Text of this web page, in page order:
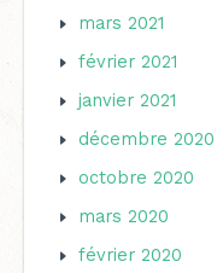
mars 2021
février 2021
janvier 2021
décembre 2020
octobre 2020
mars 2020
février 2020